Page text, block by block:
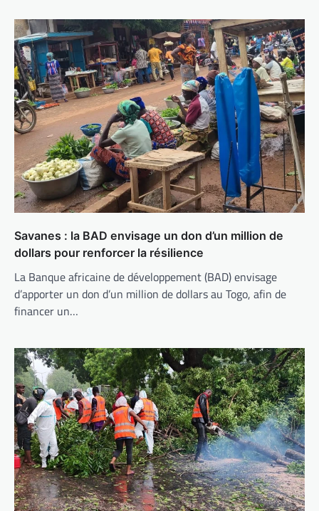
Savanes : la BAD envisage un don d’un million de
dollars pour renforcer la résilience
La Banque africaine de développement (BAD) envisage
d’apporter un don d’un million de dollars au Togo, afin de
financer un…